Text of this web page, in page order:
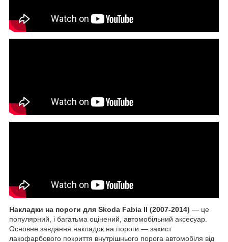
Накладки на пороги для Skoda Fabia II (2007-2014) — це
популярний, і багатьма оцінений, автомобільний аксесуар.
Основне завдання накладок на пороги — захист
лакофарбового покриття внутрішнього порога автомобіля від